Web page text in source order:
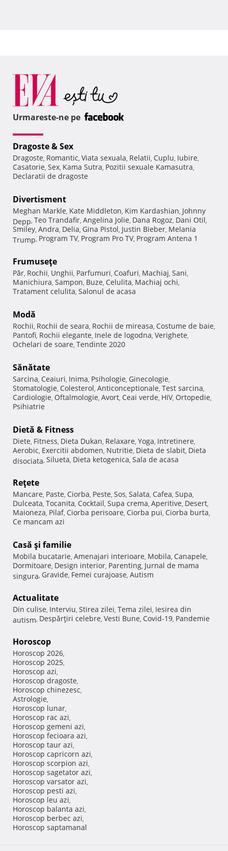
Urmareste-ne pe
Dragoste & Sex
Dragoste, Romantic, Viata sexuala, Relatii, Cuplu, Iubire,
Casatorie, Sex, Kama Sutra, Pozitii sexuale Kamasutra,
Declaratii de dragoste
Divertisment
Meghan Markle, Kate Middleton, Kim Kardashian, Johnny
Depp, Teo Trandafir, Angelina Jolie, Dana Rogoz, Dani Otil,
Smiley, Andra, Delia, Gina Pistol, Justin Bieber, Melania
Trump, Program TV, Program Pro TV, Program Antena 1
Frumuseţe
Păr, Rochii, Unghii, Parfumuri, Coafuri, Machiaj, Sani,
Manichiura, Sampon, Buze, Celulita, Machiaj ochi,
Tratament celulita, Salonul de acasa
Modă
Rochii, Rochii de seara, Rochii de mireasa, Costume de baie,
Pantofi, Rochii elegante, Inele de logodna, Verighete,
Ochelari de soare, Tendinte 2020
Sănătate
Sarcina, Ceaiuri, Inima, Psihologie, Ginecologie,
Stomatologie, Colesterol, Anticonceptionale, Test sarcina,
Cardiologie, Oftalmologie, Avort, Ceai verde, HIV, Ortopedie,
Psihiatrie
Dietă & Fitness
Diete, Fitness, Dieta Dukan, Relaxare, Yoga, Intretinere,
Aerobic, Exercitii abdomen, Nutritie, Dieta de slabit, Dieta
disociata, Silueta, Dieta ketogenica, Sala de acasa
Reţete
Mancare, Paste, Ciorba, Peste, Sos, Salata, Cafea, Supa,
Dulceata, Tocanita, Cocktail, Supa crema, Aperitive, Desert,
Maioneza, Pilaf, Ciorba perisoare, Ciorba pui, Ciorba burta,
Ce mancam azi
Casă şi familie
Mobila bucatarie, Amenajari interioare, Mobila, Canapele,
Dormitoare, Design interior, Parenting, Jurnal de mama
singura, Gravide, Femei curajoase, Autism
Actualitate
Din culise, Interviu, Stirea zilei, Tema zilei, Iesirea din
autism, Despărţiri celebre, Vesti Bune, Covid-19, Pandemie
Horoscop
Horoscop 2026,
Horoscop 2025,
Horoscop azi,
Horoscop dragoste,
Horoscop chinezesc,
Astrologie,
Horoscop lunar,
Horoscop rac azi,
Horoscop gemeni azi,
Horoscop fecioara azi,
Horoscop taur azi,
Horoscop capricorn azi,
Horoscop scorpion azi,
Horoscop sagetator azi,
Horoscop varsator azi,
Horoscop pesti azi,
Horoscop leu azi,
Horoscop balanta azi,
Horoscop berbec azi,
Horoscop saptamanal